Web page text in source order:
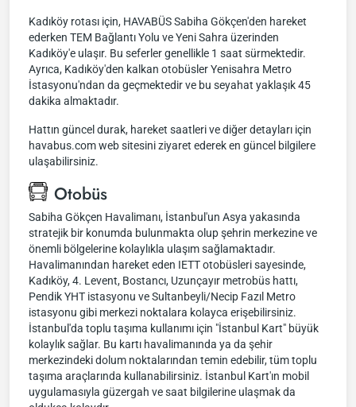
Kadıköy rotası için, HAVABÜS Sabiha Gökçen'den hareket
ederken TEM Bağlantı Yolu ve Yeni Sahra üzerinden
Kadıköy'e ulaşır. Bu seferler genellikle 1 saat sürmektedir.
Ayrıca, Kadıköy'den kalkan otobüsler Yenisahra Metro
İstasyonu'ndan da geçmektedir ve bu seyahat yaklaşık 45
dakika almaktadır.
Hattın güncel durak, hareket saatleri ve diğer detayları için
havabus.com web sitesini ziyaret ederek en güncel bilgilere
ulaşabilirsiniz.
Otobüs
Sabiha Gökçen Havalimanı, İstanbul'un Asya yakasında
stratejik bir konumda bulunmakta olup şehrin merkezine ve
önemli bölgelerine kolaylıkla ulaşım sağlamaktadır.
Havalimanından hareket eden IETT otobüsleri sayesinde,
Kadıköy, 4. Levent, Bostancı, Uzunçayır metrobüs hattı,
Pendik YHT istasyonu ve Sultanbeyli/Necip Fazıl Metro
istasyonu gibi merkezi noktalara kolayca erişebilirsiniz.
İstanbul'da toplu taşıma kullanımı için "İstanbul Kart" büyük
kolaylık sağlar. Bu kartı havalimanında ya da şehir
merkezindeki dolum noktalarından temin edebilir, tüm toplu
taşıma araçlarında kullanabilirsiniz. İstanbul Kart'ın mobil
uygulamasıyla güzergah ve saat bilgilerine ulaşmak da